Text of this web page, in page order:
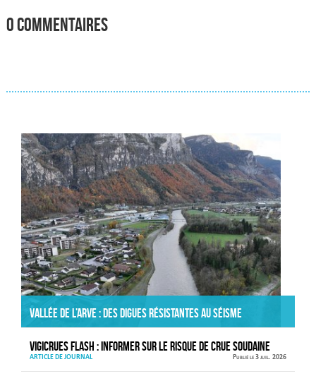
0 commentaires
Vallée de l’Arve : des digues résistantes au séisme
VIGICRUES FLASH : informer sur le risque de crue soudaine
ARTICLE DE JOURNAL Publié le 3 juil. 2026